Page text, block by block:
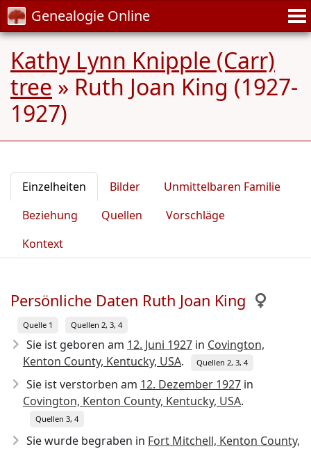
Genealogie Online
Kathy Lynn Knipple (Carr)
tree » Ruth Joan King (1927-
1927)
Einzelheiten Bilder
Unmittelbaren Familie
Beziehung
Quellen
Vorschläge
Kontext
Persönliche Daten Ruth Joan King
Quelle 1 Quellen 2, 3, 4
Sie ist geboren am 12. Juni 1927 in Covington,
Kenton County, Kentucky, USA. Quellen 2, 3, 4
Sie ist verstorben am 12. Dezember 1927 in
Covington, Kenton County, Kentucky, USA.
Quellen 3, 4
Sie wurde begraben in Fort Mitchell, Kenton County,